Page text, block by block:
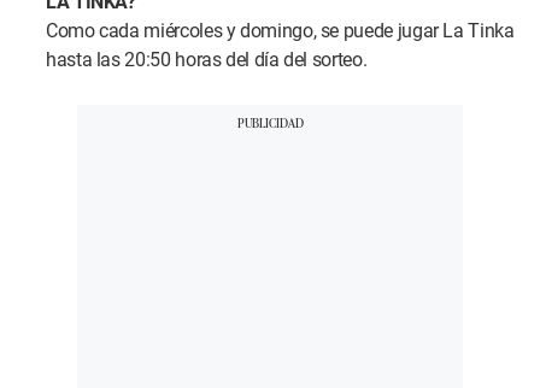
Como cada miércoles y domingo, se puede jugar La Tinka
hasta las 20:50 horas del día del sorteo.